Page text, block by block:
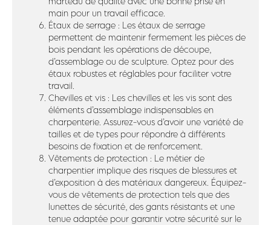
main pour un travail efficace.
Étaux de serrage : Les étaux de serrage
permettent de maintenir fermement les pièces de
bois pendant les opérations de découpe,
d’assemblage ou de sculpture. Optez pour des
étaux robustes et réglables pour faciliter votre
travail.
Chevilles et vis : Les chevilles et les vis sont des
éléments d’assemblage indispensables en
charpenterie. Assurez-vous d’avoir une variété de
tailles et de types pour répondre à différents
besoins de fixation et de renforcement.
Vêtements de protection : Le métier de
charpentier implique des risques de blessures et
d’exposition à des matériaux dangereux. Équipez-
vous de vêtements de protection tels que des
lunettes de sécurité, des gants résistants et une
tenue adaptée pour garantir votre sécurité sur le